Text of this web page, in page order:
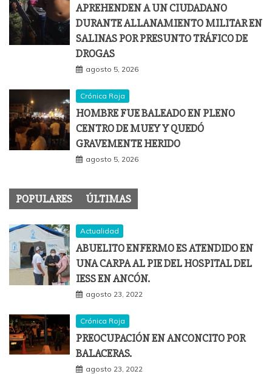
APREHENDEN A UN CIUDADANO
DURANTE ALLANAMIENTO MILITAR EN
SALINAS POR PRESUNTO TRÁFICO DE
DROGAS
agosto 5, 2026
Crónica Roja
HOMBRE FUE BALEADO EN PLENO
CENTRO DE MUEY Y QUEDÓ
GRAVEMENTE HERIDO
agosto 5, 2026
POPULARES ÚLTIMAS
Actualidad
ABUELITO ENFERMO ES ATENDIDO EN
UNA CARPA AL PIE DEL HOSPITAL DEL
IESS EN ANCÓN.
agosto 23, 2022
Crónica Roja
PREOCUPACIÓN EN ANCONCITO POR
BALACERAS.
agosto 23, 2022